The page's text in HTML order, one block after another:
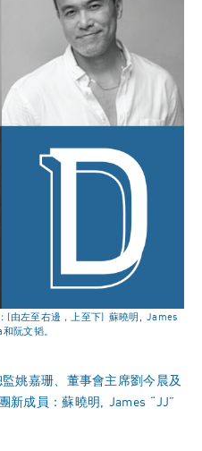
(由左至右邊，上至下) 蘇曉明, James
和阮文韬。
姚嘉珊、董事會主席劉今晨及
新成員：蘇曉明, James “JJ”